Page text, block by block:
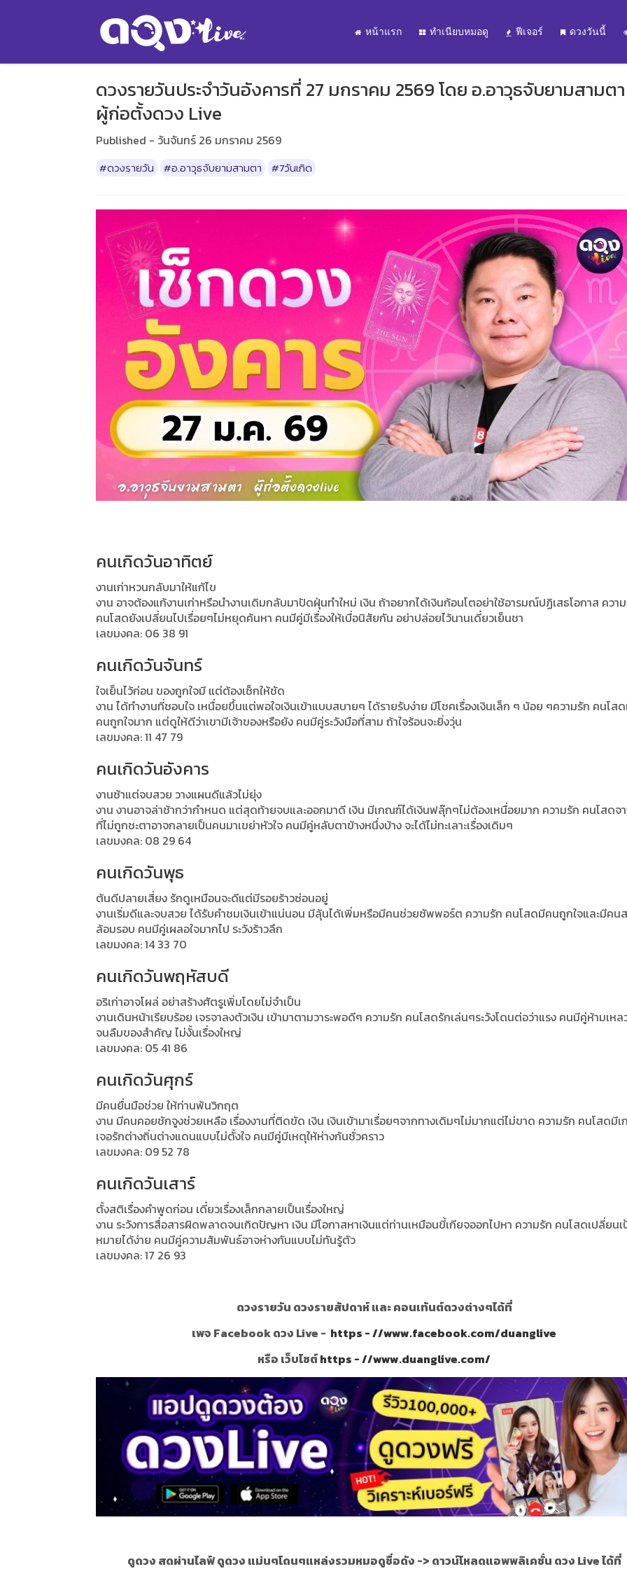
หน้าแรก ทำเนียบหมอดู ฟีเจอร์ ดวงวันนี้
ดวงรายวันประจำวันอังคารที่ 27 มกราคม 2569 โดย อ.อาวุธจับยามสามต
ผู้ก่อตั้งดวง Live
Published - วันจันทร์ 26 มกราคม 2569
#ดวงรายวัน #อ.อาวุธจับยามสามตา #7วันเกิด
คนเกิดวันอาทิตย์
งานเก่าหวนกลับมาให้แก้ไข
งาน อาจต้องแก้งานเก่าหรือนำงานเดิมกลับมาปัดฝุ่นทำใหม่ เงิน ถ้าอยากได้เงินก้อนโตอย่าใช้อารมณ์ปฏิเสธโอกาส ควา
คนโสดยังเปลี่ยนไปเรื่อยๆไม่หยุดค้นหา คนมีคู่มีเรื่องให้เบื่อนิสัยกัน อย่าปล่อยไว้นานเดี๋ยวเย็นชา
เลขมงคล: 06 38 91
คนเกิดวันจันทร์
ใจเย็นไว้ก่อน ของถูกใจมี แต่ต้องเช็กให้ชัด
งาน ได้ทำงานที่ชอบใจ เหนื่อยขึ้นแต่พอใจเงินเข้าแบบสบายๆ ได้รายรับง่าย มีโชคเรื่องเงินเล็ก ๆ น้อย ๆความรัก คนโสด
คนถูกใจมาก แต่ดูให้ดีว่าเขามีเจ้าของหรือยัง คนมีคู่ระวังมือที่สาม ถ้าใจร้อนจะยิ่งวุ่น
เลขมงคล: 11 47 79
คนเกิดวันอังคาร
งานช้าแต่จบสวย วางแผนดีแล้วไม่ยุ่ง
งาน งานอาจล่าช้ากว่ากำหนด แต่สุดท้ายจบและออกมาดี เงิน มีเกณฑ์ได้เงินฟลุ๊กๆไม่ต้องเหนื่อยมาก ความรัก คนโสดจ
ที่ไม่ถูกชะตาอาจกลายเป็นคนมาเขย่าหัวใจ คนมีคู่หลับตาข้างหนึ่งบ้าง จะได้ไม่ทะเลาะเรื่องเดิมๆ
เลขมงคล: 08 29 64
คนเกิดวันพุธ
ต้นดีปลายเสี่ยง รักดูเหมือนจะดีแต่มีรอยร้าวซ่อนอยู่
งานเริ่มดีและจบสวย ได้รับคำชมเงินเข้าแน่นอน มีลุ้นได้เพิ่มหรือมีคนช่วยซัพพอร์ต ความรัก คนโสดมีคนถูกใจและมีคน
ล้อมรอบ คนมีคู่เผลอใจมากไป ระวังร้าวลึก
เลขมงคล: 14 33 70
คนเกิดวันพฤหัสบดี
อริเก่าอาจโผล่ อย่าสร้างศัตรูเพิ่มโดยไม่จำเป็น
งานเดินหน้าเรียบร้อย เจรจาลงตัวเงิน เข้ามาตามวาระพอดีๆ ความรัก คนโสดรักเล่นๆระวังโดนต่อว่าแรง คนมีคู่ห้ามเหล
จนลืมของสำคัญ ไม่งั้นเรื่องใหญ่
เลขมงคล: 05 41 86
คนเกิดวันศุกร์
มีคนยื่นมือช่วย ให้ท่านพ้นวิกฤต
งาน มีคนคอยชักจูงช่วยเหลือ เรื่องงานที่ติดขัด เงิน เงินเข้ามาเรื่อยๆจากทางเดิมๆไม่มากแต่ไม่ขาด ความรัก คนโสดมี
เจอรักต่างถิ่นต่างแดนแบบไม่ตั้งใจ คนมีคู่มีเหตุให้ห่างกันชั่วคราว
เลขมงคล: 09 52 78
คนเกิดวันเสาร์
ตั้งสติเรื่องคำพูดก่อน เดี๋ยวเรื่องเล็กกลายเป็นเรื่องใหญ่
งาน ระวังการสื่อสารผิดพลาดจนเกิดปัญหา เงิน มีโอกาสหาเงินแต่ท่านเหมือนขี้เกียจออกไปหา ความรัก คนโสดเปลี่ยนเ
หมายได้ง่าย คนมีคู่ความสัมพันธ์อาจห่างกันแบบไม่ทันรู้ตัว
เลขมงคล: 17 26 93
ดวงรายวัน ดวงรายสัปดาห์ และ คอนเท้นต์ดวงต่างๆได้ที่
เพจ Facebook ดวง Live - https - //www.facebook.com/duanglive
หรือ เว็บไซต์https - //www.duanglive.com/
ดูดวง สดผ่านไลฟ์ ดูดวง แม่นๆโดนๆแหล่งรวมหมอดูชื่อดัง -> ดาวน์โหลดแอพพลิเคชั่น ดวง Live ได้ที่